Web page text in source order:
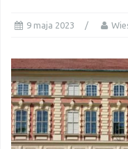
9 maja 2023